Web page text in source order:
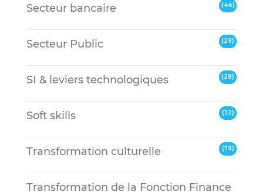
Secteur bancaire (46)
Secteur Public (29)
SI & leviers technologiques (28)
Soft skills (12)
Transformation culturelle (19)
Transformation de la Fonction Finance